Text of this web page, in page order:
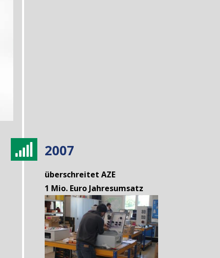
 2007
überschreitet AZE
1 Mio. Euro Jahresumsatz